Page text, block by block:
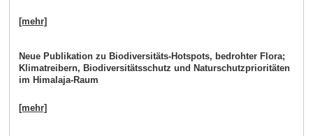
[mehr]
Neue Publikation zu Biodiversitäts-Hotspots, bedrohter Flora;
Klimatreibern, Biodiversitätsschutz und Naturschutzprioritäten
im Himalaja-Raum
[mehr]